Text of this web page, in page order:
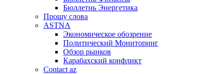
Бюллетнь Энергетика
Прошу слова
ASTNA
Экономическое обозрение
Политический Мониторинг
Обзор рынков
Карабахский конфликт
Contact az